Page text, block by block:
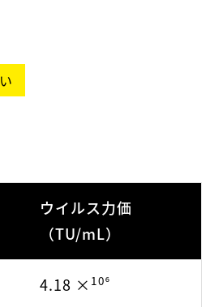
ウイルス力価
（TU/mL）
4.18 × 10⁶